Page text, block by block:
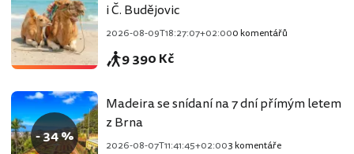
i Č. Budějovic
2026-08-09T18:27:07+02:000 komentářů
9 390 Kč
- 34 %
Madeira se snídaní na 7 dní přímým letem
z Brna
2026-08-07T11:41:45+02:003 komentáře